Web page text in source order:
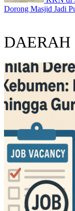
Dorong Masjid Jadi
DAERAH